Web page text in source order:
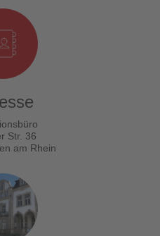
Str. 36
am Rhein